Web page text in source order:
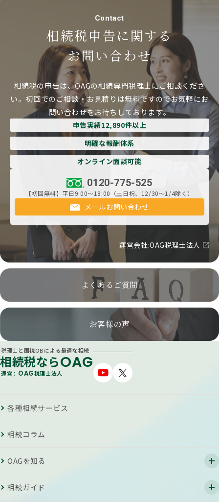
Contact
相続税申告に関する
お問い合わせ
相続税の申告は、OAGの相続専門税理士にご相談くださ
い。初回でのご相談・お見積りは無料ですのでお気軽にお
問い合わせをお待ちしております。
申告実績12,890件以上
明確な報酬体系
オンライン面談可能
0120-775-525
【初回無料】平日9:00～18:00（土日祝、12/30～1/4除く）
メールお問い合わせ
運営会社:OAG税理士法人
よくあるご質問
お客様の声
税理士と国税OBによる最適な相続
相続税ならOAG
運営： OAG税理士法人
各種相続サービス
相続コラム
OAGを知る
相続ガイド